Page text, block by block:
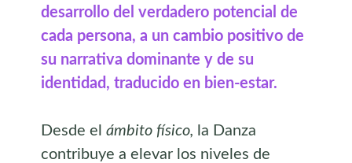
desarrollo del verdadero potencial de
cada persona, a un cambio positivo de
su narrativa dominante y de su
identidad, traducido en bien-estar.
Desde elámbito físico, la Danza
contribuye a elevar los niveles de